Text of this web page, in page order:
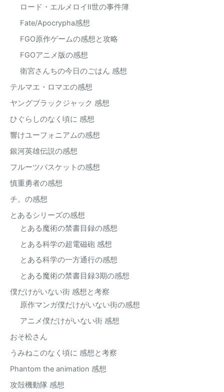
ロード・エルメロイII世の事件簿
Fate/Apocrypha感想
FGO原作ゲームの感想と攻略
FGOアニメ版の感想
衛宮さんちの今日のごはん 感想
テルマエ・ロマエの感想
ヤングブラックジャック 感想
ひぐらしのなく頃に 感想
響けユーフォニアムの感想
銀河英雄伝説の感想
フルーツバスケットの感想
慎重勇者の感想
チ。の感想
とあるシリーズの感想
とある魔術の禁書目録の感想
とある科学の超電磁砲 感想
とある科学の一方通行の感想
とある魔術の禁書目録3期の感想
僕だけがいない街 感想と考察
原作マンガ僕だけがいない街の感想
アニメ僕だけがいない街 感想
おそ松さん
うみねこのなく頃に 感想と考察
Phantom the animation 感想
攻殻機動隊 感想